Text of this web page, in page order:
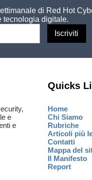
di Red Hot
tecnologia digitale.
e
e
Quicks
Home
Chi Siamo
Rubriche
Articoli più
Contatti
Mappa del
Il Manifesto
Report